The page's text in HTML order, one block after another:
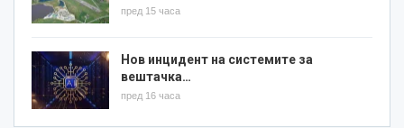
пред 15 часа
Нов инцидент на системите за
вештачка…
пред 16 часа